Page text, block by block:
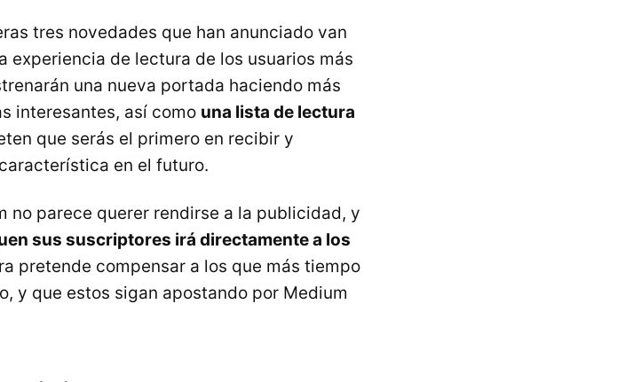
tres novedades que han anunciado van
experiencia de lectura de los usuarios más
una nueva portada haciendo más
interesantes, así como una lista de lectura
que serás el primero en recibir y
en el futuro.
no parece querer rendirse a la publicidad, y
sus suscriptores irá directamente a los
pretende compensar a los que más tiempo
y que estos sigan apostando por Medium